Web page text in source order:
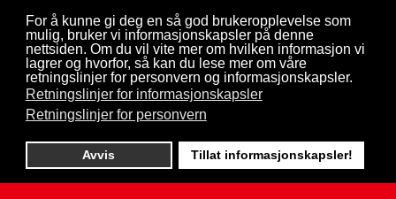
For å kunne gi deg en så god brukeropplevelse som
mulig, bruker vi informasjonskapsler på denne
nettsiden. Om du vil vite mer om hvilken informasjon vi
lagrer og hvorfor, så kan du lese mer om våre
retningslinjer for personvern og informasjonskapsler.
Retningslinjer for informasjonskapsler
Retningslinjer for personvern
Avvis Tillat informasjonskapsler!
Skip to main content